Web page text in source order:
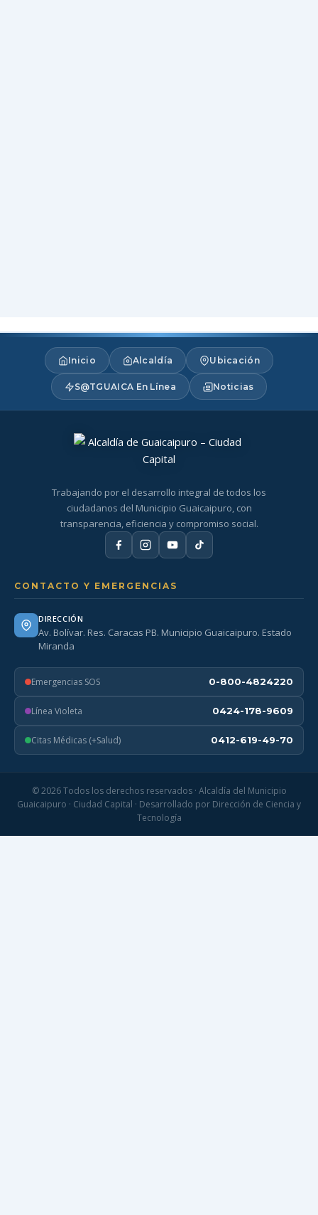
Inicio Alcaldía Ubicación
S@TGUAICA En Línea Noticias
Trabajando por el desarrollo integral de todos los
ciudadanos del Municipio Guaicaipuro, con
transparencia, eficiencia y compromiso social.
CONTACTO Y EMERGENCIAS
DIRECCIÓN
Av. Bolívar. Res. Caracas PB. Municipio Guaicaipuro. Estado
Miranda
Emergencias SOS 0-800-4824220
Línea Violeta 0424-178-9609
Citas Médicas (+Salud) 0412-619-49-70
© 2026 Todos los derechos reservados · Alcaldía del Municipio
Guaicaipuro · Ciudad Capital · Desarrollado por Dirección de Ciencia y
Tecnología